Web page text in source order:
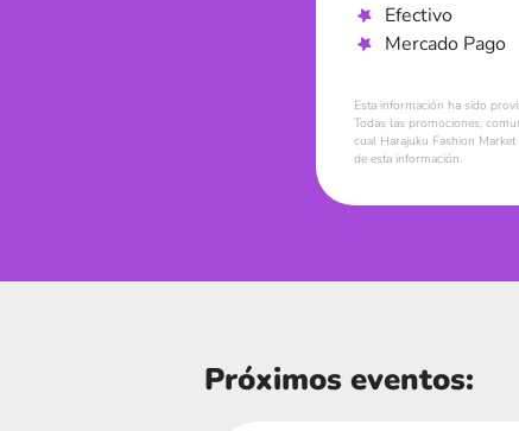
Efectivo
Mercado Pago
Esta información ha sido
Todas las promociones,
cual Harajuku Fashion
de esta información.
Próximos eventos: